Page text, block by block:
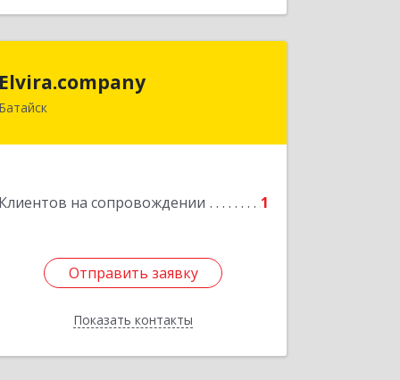
Elvira.company
Батайск
Клиентов на сопровождении 1
Отправить заявку
Показать контакты
Отправить заявку
Назад